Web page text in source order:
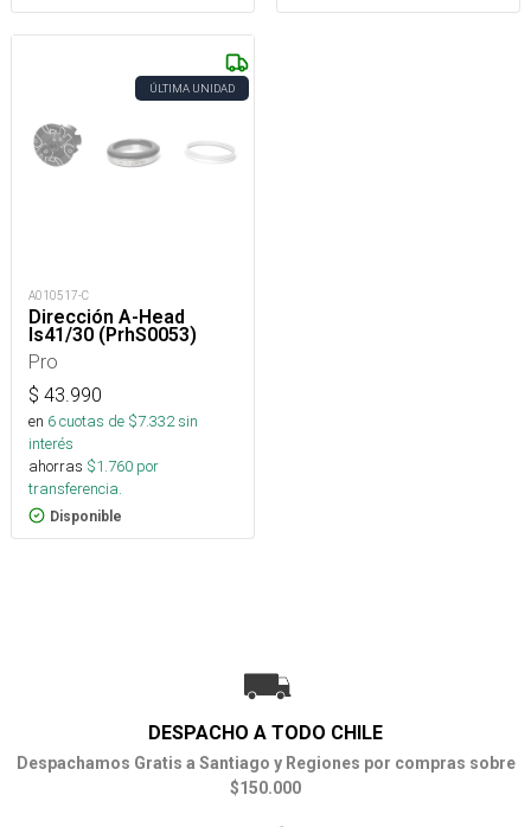
ÚLTIMA UNIDAD
A010517-C
Dirección A-Head
Is41/30 (PrhS0053)
Pro
$ 43.990
en 6cuotas de $7.332sin
interés
ahorras $1.760 por
transferencia.
Disponible
DESPACHO A TODO CHILE
Despachamos Gratis a Santiago y Regiones por compras sobre
$150.000